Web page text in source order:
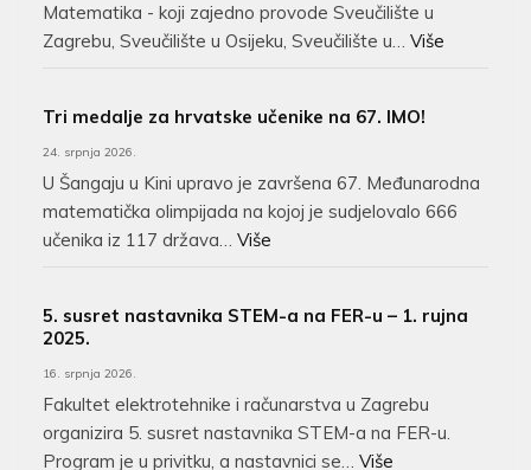
Matematika - koji zajedno provode Sveučilište u
Zagrebu, Sveučilište u Osijeku, Sveučilište u… Više
Tri medalje za hrvatske učenike na 67. IMO!
24. srpnja 2026.
U Šangaju u Kini upravo je završena 67. Međunarodna
matematička olimpijada na kojoj je sudjelovalo 666
učenika iz 117 država… Više
5. susret nastavnika STEM-a na FER-u – 1. rujna
2025.
16. srpnja 2026.
Fakultet elektrotehnike i računarstva u Zagrebu
organizira 5. susret nastavnika STEM-a na FER-u.
Program je u privitku, a nastavnici se… Više